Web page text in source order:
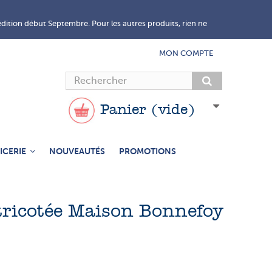
début Septembre. Pour les autres produits, rien ne
MON COMPTE
Panier (vide)
NOUVEAUTÉS PROMOTIONS
Maison Bonnefoy